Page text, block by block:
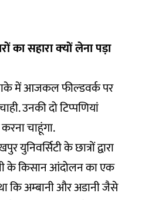
का सहारा क्‍यों लेना पड़ा
में आजकल फील्‍डवर्क पर
उनकी दो टिप्‍पणियां
चाहूंगा.
के छात्रों द्वारा
के किसान आंदोलन का एक
कि अम्‍बानी और अडानी जैसे